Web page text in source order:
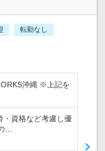
転勤なし
沖縄 ※上記を
・資格など考慮し優
…